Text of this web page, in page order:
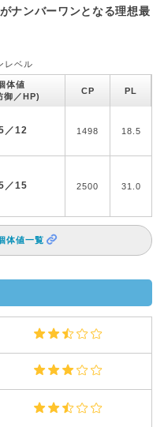
ナンバーワンとなる理想最
レベル
体値
御／HP)
CP PL
／12 1498 18.5
／15 2500 31.0
体値一覧